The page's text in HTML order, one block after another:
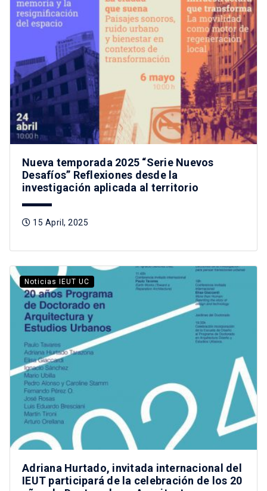
Nueva temporada 2025 “Serie Nuevos
Desafíos” Reflexiones desde la
investigación aplicada al territorio
15 April, 2025
Noticias IEUT UC
Adriana Hurtado, invitada internacional del
IEUT participará de la celebración de los 20